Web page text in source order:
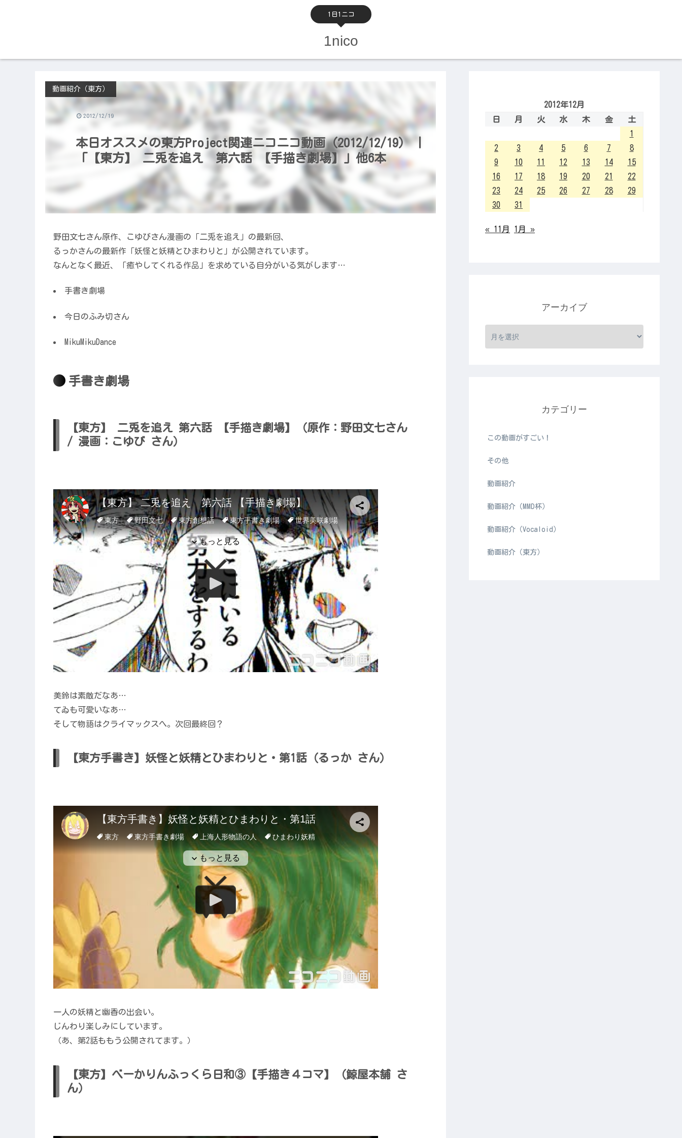
1日1ニコ
1nico
本日オススメの東方Project関連ニコニコ動画（2012/12/19） |
「【東方】 二兎を追え 第六話 【手描き劇場】」他6本
動画紹介（東方）
2012/12/19
野田文七さん原作、こゆびさん漫画の「二兎を追え」の最新回、
るっかさんの最新作「妖怪と妖精とひまわりと」が公開されています。
なんとなく最近、「癒やしてくれる作品」を求めている自分がいる気がします…
手書き劇場
今日のふみ切さん
MikuMikuDance
手書き劇場
【東方】 二兎を追え 第六話 【手描き劇場】（原作：野田文七さん
/ 漫画：こゆび さん）
美鈴は素敵だなあ…
てゐも可愛いなあ…
そして物語はクライマックスへ。次回最終回？
【東方手書き】妖怪と妖精とひまわりと・第1話（るっか さん）
一人の妖精と幽香の出会い。
じんわり楽しみにしています。
（あ、第2話ももう公開されてます。）
【東方】べーかりんふっくら日和③【手描き４コマ】（鯨屋本舗 さ
ん）
2012年12月
日
月 火 水 木 金
土
1
2
3 4 5 6 7
8
9
10 11 12 13 14
15
16
17 18 19 20 21
22
23
24 25 26 27 28
29
30
31
« 11月 1月 »
アーカイブ
カテゴリー
この動画がすごい！
その他
動画紹介
動画紹介（MMD杯）
動画紹介（Vocaloid）
動画紹介（東方）